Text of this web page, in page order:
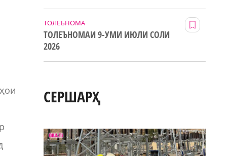
ТОЛЕЪНОМА
ТОЛЕЪНОМАИ 9-УМИ ИЮЛИ СОЛИ
2026
СЕРШАРҲ